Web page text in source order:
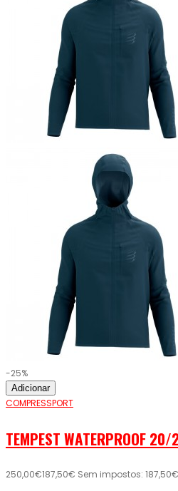
-25%
Adicionar
COMPRESSPORT
TEMPEST WATERPROOF
250,00€187,50€ Sem impostos: 187,50€